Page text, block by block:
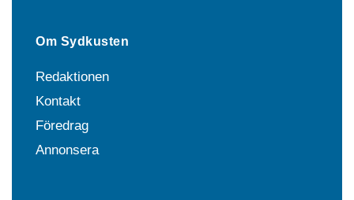
Om Sydkusten
Redaktionen
Kontakt
Föredrag
Annonsera